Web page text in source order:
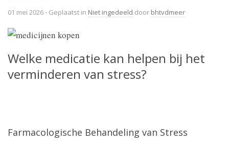
01 mei 2026- Geplaatst in Niet ingedeeld door bhtvdmeer
Welke medicatie kan helpen bij het
verminderen van stress?
Farmacologische Behandeling van Stress